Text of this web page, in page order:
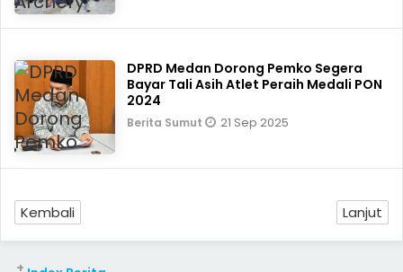
DPRD Medan Dorong Pemko Segera
Bayar Tali Asih Atlet Peraih Medali PON
2024
Berita Sumut 21 Sep 2025
Kembali Lanjut
+